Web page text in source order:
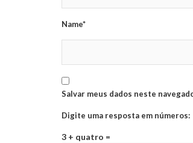
Name*
Salvar meus dados neste
Digite uma resposta em números:
3 + quatro =